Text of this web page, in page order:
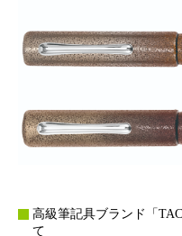
高級筆記具ブランド「
て